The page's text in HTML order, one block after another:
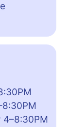
4–8:30PM